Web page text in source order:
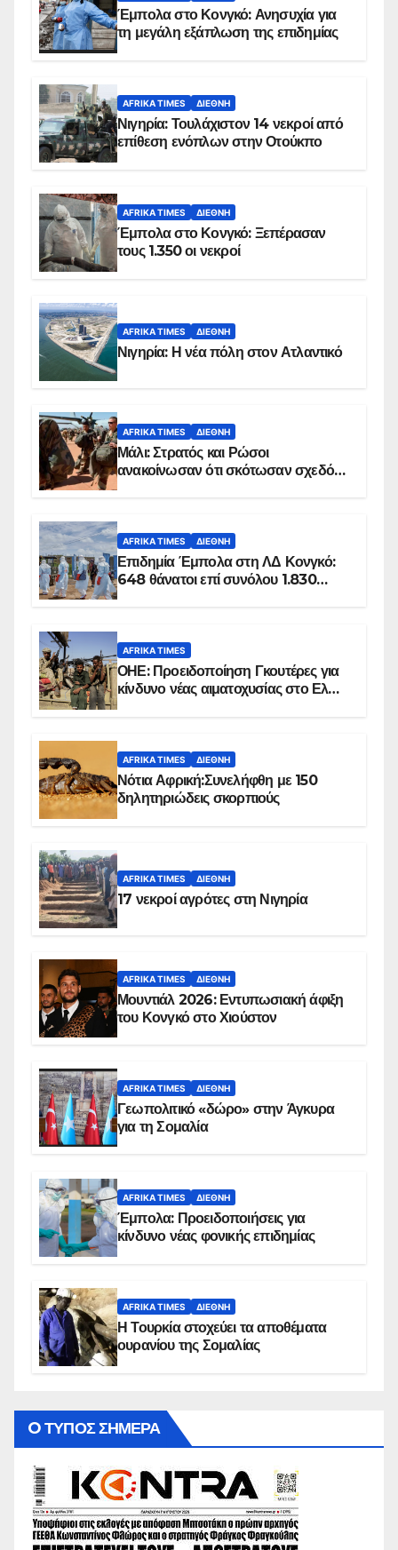
Έμπολα στο Κονγκό: Ανησυχία για
τη μεγάλη εξάπλωση της επιδημίας
AFRIKA TIMES ΔΙΕΘΝΉ
Νιγηρία: Τουλάχιστον 14 νεκροί από
επίθεση ενόπλων στην Οτούκπο
AFRIKA TIMES ΔΙΕΘΝΉ
Έμπολα στο Κονγκό: Ξεπέρασαν
τους 1.350 οι νεκροί
AFRIKA TIMES ΔΙΕΘΝΉ
Νιγηρία: Η νέα πόλη στον Ατλαντικό
AFRIKA TIMES ΔΙΕΘΝΉ
Μάλι: Στρατός και Ρώσοι
ανακοίνωσαν ότι σκότωσαν σχεδόν
AFRIKA TIMES ΔΙΕΘΝΉ
Επιδημία Έμπολα στη ΛΔ Κονγκό:
648 θάνατοι επί συνόλου 1.830
AFRIKA TIMES
ΟΗΕ: Προειδοποίηση Γκουτέρες για
κίνδυνο νέας αιματοχυσίας στο Ελ
AFRIKA TIMES ΔΙΕΘΝΉ
Νότια Αφρική:Συνελήφθη με 150
δηλητηριώδεις σκορπιούς
AFRIKA TIMES ΔΙΕΘΝΉ
17 νεκροί αγρότες στη Νιγηρία
AFRIKA TIMES ΔΙΕΘΝΉ
Μουντιάλ 2026: Εντυπωσιακή άφιξη
του Κονγκό στο Χιούστον
AFRIKA TIMES ΔΙΕΘΝΉ
Γεωπολιτικό «δώρο» στην Άγκυρα
για τη Σομαλία
AFRIKA TIMES ΔΙΕΘΝΉ
Έμπολα: Προειδοποιήσεις για
κίνδυνο νέας φονικής επιδημίας
AFRIKA TIMES ΔΙΕΘΝΉ
Η Τουρκία στοχεύει τα αποθέματα
ουρανίου της Σομαλίας
O ΤΥΠΟΣ ΣΗΜΕΡΑ